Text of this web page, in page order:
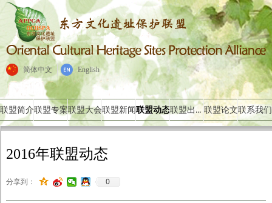
简体中文 English
联盟简介联盟专案联盟大会联盟新闻联盟动态 联盟出版物 联盟论文联系我们
2016年联盟动态
分享到： 0